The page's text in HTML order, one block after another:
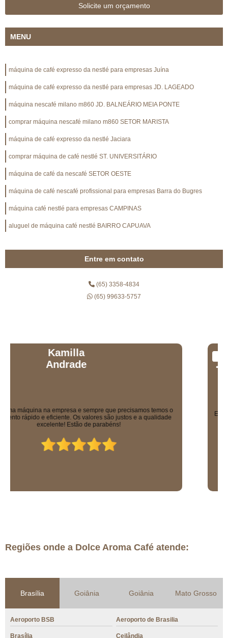
Solicite um orçamento
MENU
máquina de café expresso da nestlé para empresas Juína
máquina de café expresso da nestlé para empresas JD. LAGEADO
máquina nescafé milano m860 JD. BALNEÁRIO MEIA PONTE
comprar máquina nescafé milano m860 SETOR MARISTA
máquina de café expresso da nestlé Jaciara
comprar máquina de café nestlé ST. UNIVERSITÁRIO
máquina de café da nescafé SETOR OESTE
máquina de café nescafé profissional para empresas Barra do Bugres
máquina café nestlé para empresas CAMPINAS
aluguel de máquina café nestlé BAIRRO CAPUAVA
Entre em contato
(65) 3358-4834
(65) 99633-5757
Daniel Milano
Equipe excelente, todos muito educados. Máquinas sensacionais e os
solúveis que eles vendem são uma delícia!
Regiões onde a Dolce Aroma Café atende:
Brasília Goiânia Goiânia Mato Grosso
Aeroporto BSB Aeroporto de Brasilia
Brasília Ceilândia